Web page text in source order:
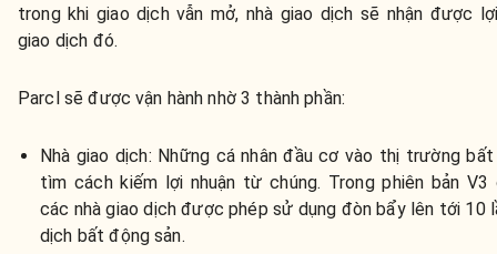
trong khi giao dịch vẫn mở, nhà giao dịch sẽ nhận được
giao dịch đó.
Parcl sẽ được vận hành nhờ 3 thành phần:
Nhà giao dịch: Những cá nhân đầu cơ vào thị trường
tìm cách kiếm lợi nhuận từ chúng. Trong phiên bản V3
các nhà giao dịch được phép sử dụng đòn bẩy lên tới 10
dịch bất động sản.